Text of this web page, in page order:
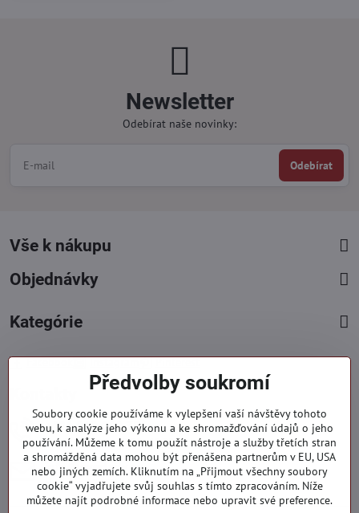
Newsletter
Odebírat naše novinky:
Odebírat
Vše k nákupu
Objednávky
Kategórie
+421 919 060 751
Pondělí - Pátek : 09:00 - 15:00 hod.
info​@everlady​.eu
Non stop ( 24/7 )
Předvolby soukromí
Soubory cookie používáme k vylepšení vaší návštěvy tohoto
webu, k analýze jeho výkonu a ke shromažďování údajů o jeho
používání. Můžeme k tomu použít nástroje a služby třetích stran
a shromážděná data mohou být přenášena partnerům v EU, USA
nebo jiných zemích. Kliknutím na „Přijmout všechny soubory
cookie“ vyjadřujete svůj souhlas s tímto zpracováním. Níže
můžete najít podrobné informace nebo upravit své preference.